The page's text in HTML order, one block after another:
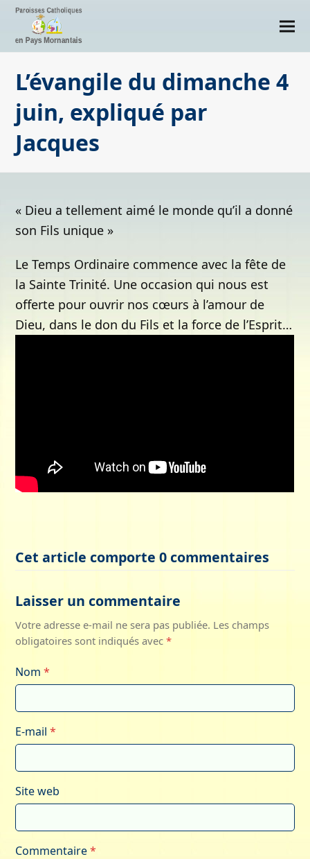
L’évangile du dimanche 4
juin, expliqué par
Jacques
« Dieu a tellement aimé le monde qu’il a donné
son Fils unique »
Le Temps Ordinaire commence avec la fête de
la Sainte Trinité. Une occasion qui nous est
offerte pour ouvrir nos cœurs à l’amour de
Dieu, dans le don du Fils et la force de l’Esprit…
Cet article comporte 0 commentaires
Laisser un commentaire
Votre adresse e-mail ne sera pas publiée. Les champs
obligatoires sont indiqués avec*
Nom*
E-mail*
Site web
Commentaire*